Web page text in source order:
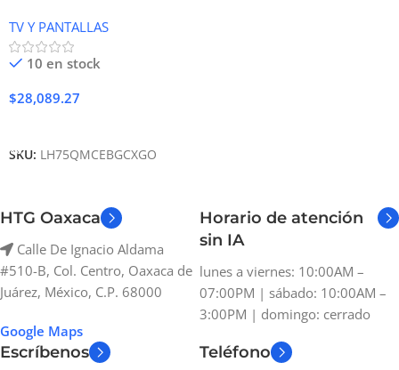
TV Y PANTALLAS
10 en stock
$28,089.27
SKU: LH75QMCEBGCXGO
HTG Oaxaca
Calle De Ignacio Aldama
#510-B, Col. Centro, Oaxaca de
Juárez, México, C.P. 68000
Google Maps
Horario de atención
sin IA
lunes a viernes: 10:00AM –
07:00PM | sábado: 10:00AM –
3:00PM | domingo: cerrado
Escríbenos Teléfono